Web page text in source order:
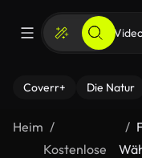
Coverr+ Die Natur
Heim
Kostenlose